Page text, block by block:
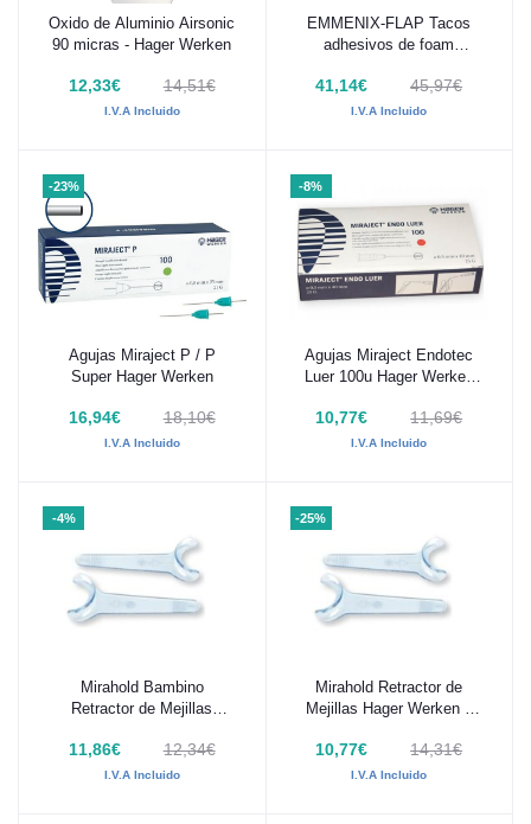
Añadir al carrito
Oxido de Aluminio Airsonic
90 micras - Hager Werken
12,33€ 14,51€
I.V.A Incluido
Añadir al carrito
EMMENIX-FLAP Tacos
adhesivos de foam
41,14€ 45,97€
I.V.A Incluido
-23%
Añadir al carrito
Agujas Miraject P / P
Super Hager Werken
16,94€ 18,10€
I.V.A Incluido
-8%
Añadir al carrito
Agujas Miraject Endotec
Luer 100u Hager Werken
10,77€ 11,69€
I.V.A Incluido
-4%
Añadir al carrito
Mirahold Bambino
Retractor de Mejillas
11,86€ 12,34€
I.V.A Incluido
-25%
Añadir al carrito
Mirahold Retractor de
Mejillas Hager Werken 2
10,77€ 14,31€
I.V.A Incluido